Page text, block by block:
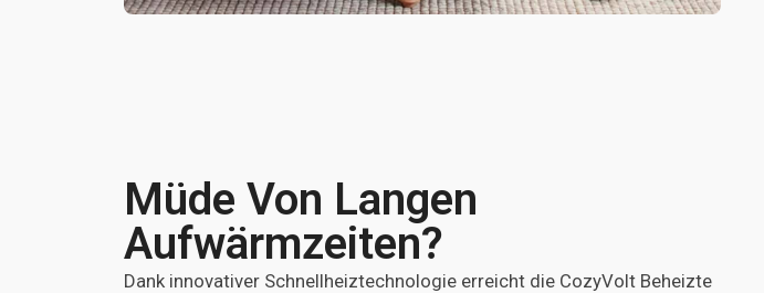
Müde Von Langen
Aufwärmzeiten?
Dank innovativer Schnellheiztechnologie erreicht die CozyVolt Beheizte